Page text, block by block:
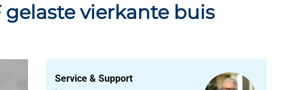
gelaste vierkante buis
Service & Support